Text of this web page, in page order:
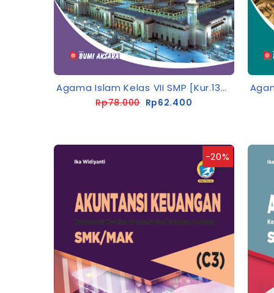
Agama Islam Kelas VII SMP [Kur.13-Rev]
Rp78.000 Rp62.400
-20%